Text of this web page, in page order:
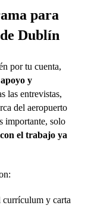
para
Dublín
por tu cuenta,
y
las entrevistas,
del aeropuerto
importante, solo
el trabajo ya
currículum y carta